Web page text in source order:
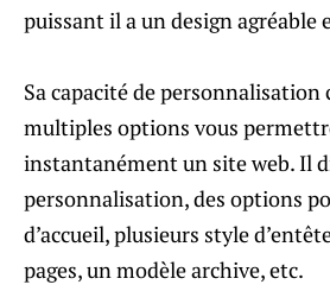
puissant il a un design agréable
Sa capacité de personnalisation
multiples options vous
instantanément un site web. Il
personnalisation, des options
d’accueil, plusieurs style
pages, un modèle archive, etc.